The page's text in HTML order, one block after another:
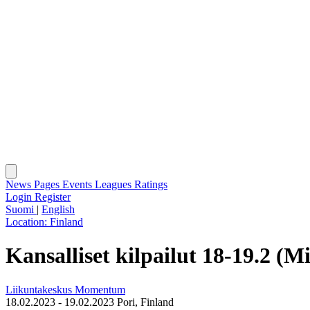
News Pages Events Leagues Ratings
Login Register
Suomi | English
Location: Finland
Kansalliset kilpailut 18-19.2
Liikuntakeskus Momentum
18.02.2023 - 19.02.2023 Pori, Finland